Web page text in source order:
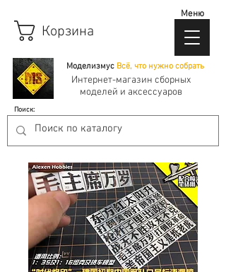
Моделизмус Всё, что нужно собрать
Корзина
Интернет-магазин сборных
моделей и аксессуаров
Поиск:
Меню